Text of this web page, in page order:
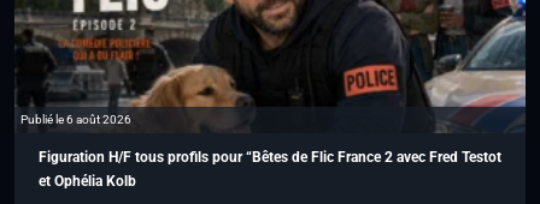
Publié le 6 août 2026
Figuration H/F tous profils pour “Bêtes de Flic France 2 avec Fred Testot
et Ophélia Kolb